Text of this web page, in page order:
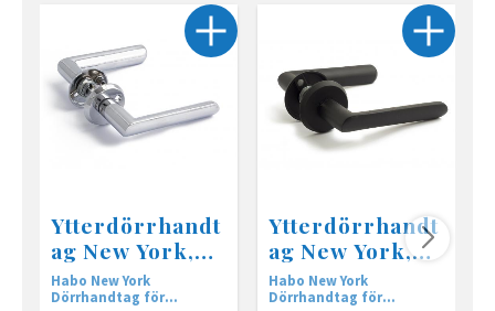
Ytterdörrhandt
ag New York,
krom
Habo New York
Dörrhandtag för
Ytterdörrhandt
ag New York,
svart
Habo New York
Dörrhandtag för